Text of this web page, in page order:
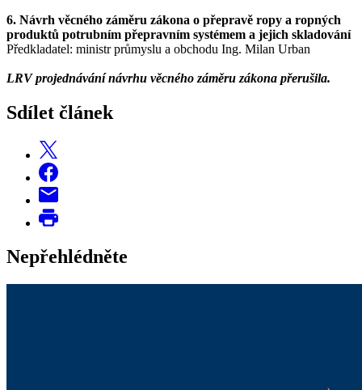
6. Návrh věcného záměru zákona o přepravě ropy a ropných
produktů potrubním přepravním systémem a jejich skladování
Předkladatel: ministr průmyslu a obchodu Ing. Milan Urban
LRV projednávání návrhu věcného záměru zákona přerušila.
Sdílet článek
Nepřehlédněte